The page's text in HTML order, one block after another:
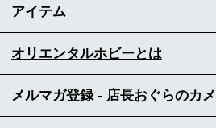
アイテム
オリエンタルホビーとは
メルマガ登録 - 店長おぐらのカ